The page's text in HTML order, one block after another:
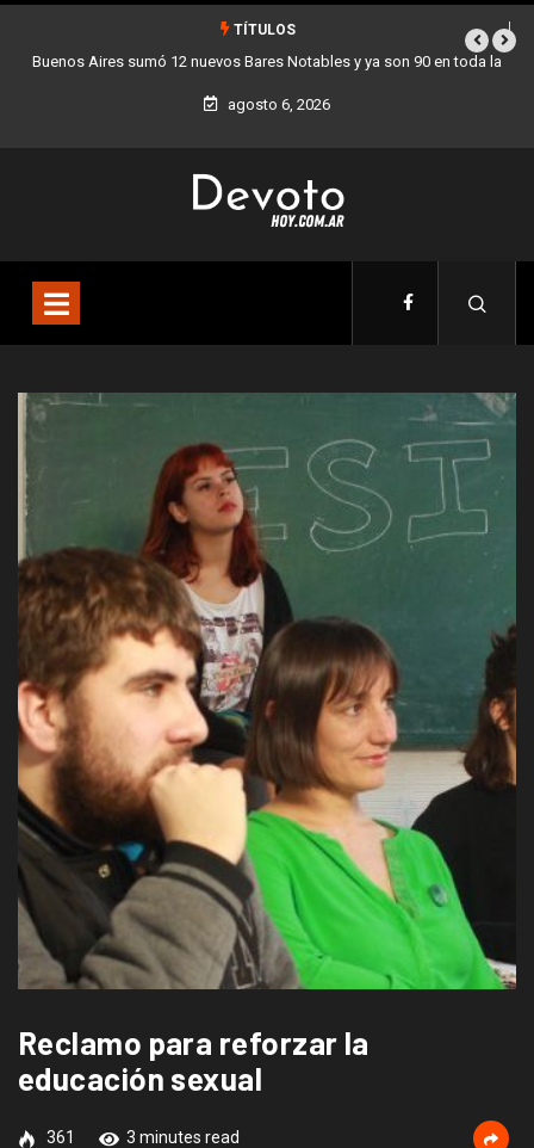
TÍTULOS
toda la Los stands móviles de la Ciudad llegan esta semana a Villa
agosto 6, 2026
Reclamo para reforzar la
educación sexual
361 3 minutes read